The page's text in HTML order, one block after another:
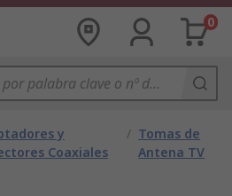
0
y
Coaxiales
/ Tomas de
Antena TV